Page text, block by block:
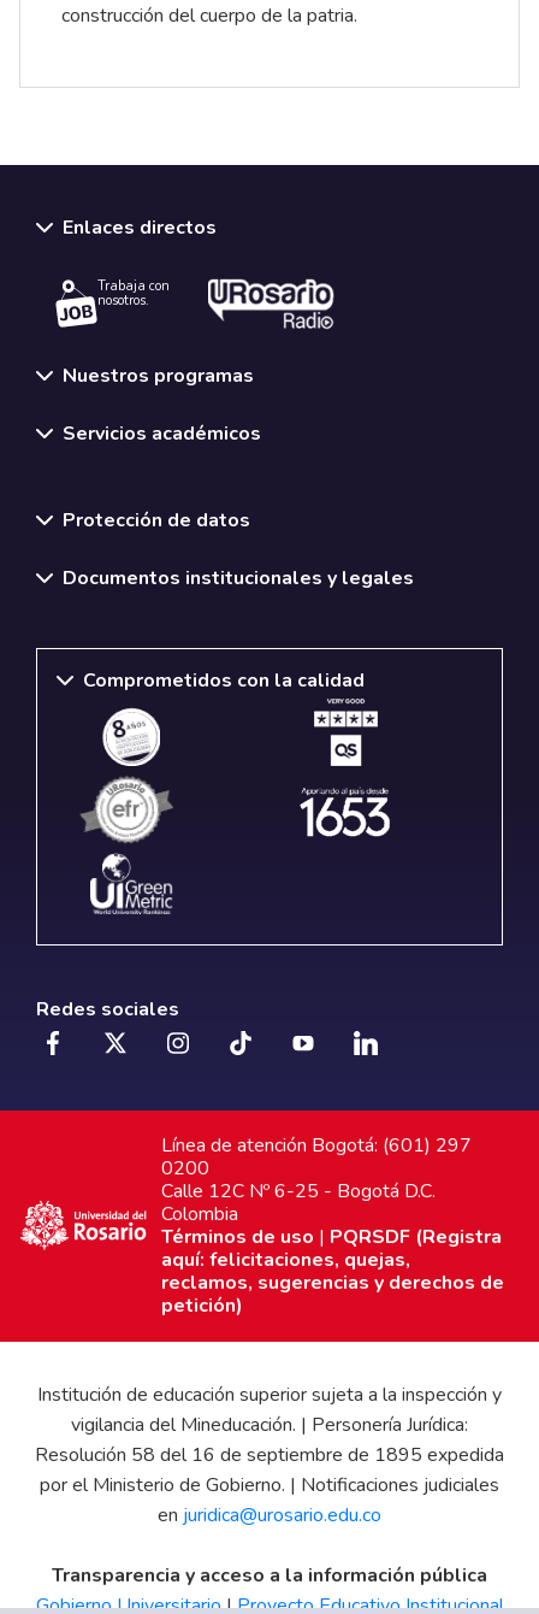
construcción del cuerpo de la patria.
Enlaces directos
Trabaja con
nosotros.
Nuestros programas
Servicios académicos
Protección de datos
Documentos institucionales y legales
Comprometidos con la calidad
Redes sociales
Línea de atención Bogotá: (601) 297
0200
Calle 12C Nº 6-25 - Bogotá D.C.
Colombia
Términos de uso | PQRSDF (Registra
aquí: felicitaciones, quejas,
reclamos, sugerencias y derechos de
petición)
Institución de educación superior sujeta a la inspección y
vigilancia del Mineducación. | Personería Jurídica:
Resolución 58 del 16 de septiembre de 1895 expedida
por el Ministerio de Gobierno. | Notificaciones judiciales
en juridica@urosario.edu.co
Transparencia y acceso a la información pública
Gobierno Universitario|Proyecto Educativo Institucional